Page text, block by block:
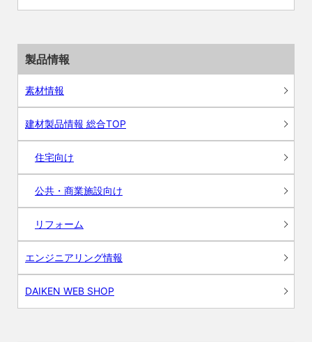
製品情報
素材情報
建材製品情報 総合TOP
住宅向け
公共・商業施設向け
リフォーム
エンジニアリング情報
DAIKEN WEB SHOP